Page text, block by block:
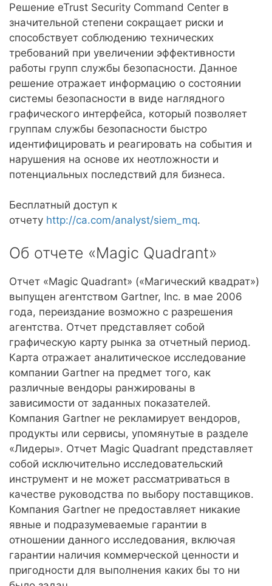
Решение eTrust Security Command Center в
значительной степени сокращает риски и
способствует соблюдению технических
требований при увеличении эффективности
работы групп службы безопасности. Данное
решение отражает информацию о состоянии
системы безопасности в виде наглядного
графического интерфейса, который позволяет
группам службы безопасности быстро
идентифицировать и реагировать на события и
нарушения на основе их неотложности и
потенциальных последствий для бизнеса.
Бесплатный доступ к
отчету http://ca.com/analyst/siem_mq.
Об отчете «Magic Quadrant»
Отчет «Magic Quadrant» («Магический квадрат»)
выпущен агентством Gartner, Inc. в мае 2006
года, переиздание возможно с разрешения
агентства. Отчет представляет собой
графическую карту рынка за отчетный период.
Карта отражает аналитическое исследование
компании Gartner на предмет того, как
различные вендоры ранжированы в
зависимости от заданных показателей.
Компания Gartner не рекламирует вендоров,
продукты или сервисы, упомянутые в разделе
«Лидеры». Отчет Magic Quadrant представляет
собой исключительно исследовательский
инструмент и не может рассматриваться в
качестве руководства по выбору поставщиков.
Компания Gartner не предоставляет никакие
явные и подразумеваемые гарантии в
отношении данного исследования, включая
гарантии наличия коммерческой ценности и
пригодности для выполнения каких бы то ни